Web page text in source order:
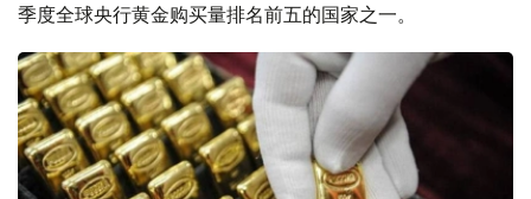
季度全球央行黄金购买量排名前五的国家之一。